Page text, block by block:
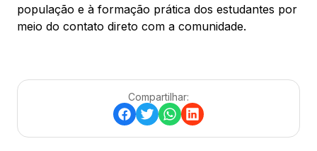
população e à formação prática dos estudantes por
meio do contato direto com a comunidade.
Compartilhar: